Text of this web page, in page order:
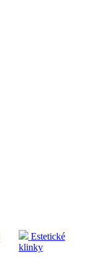
Estetické
klinky